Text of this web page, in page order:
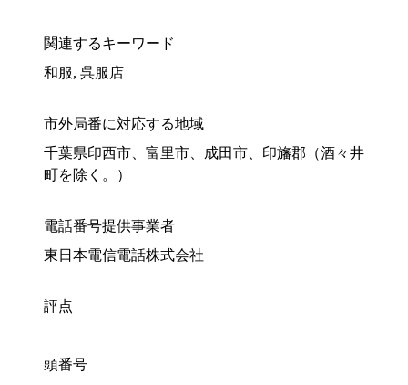
関連するキーワード
和服, 呉服店
市外局番に対応する地域
千葉県印西市、富里市、成田市、印旛郡（酒々井
町を除く。）
電話番号提供事業者
東日本電信電話株式会社
評点
頭番号